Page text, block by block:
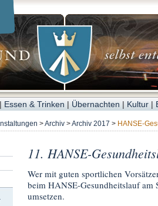
| Essen & Trinken | Übernachten | Kultur |
>Archiv >Archiv 2017 > HANSE-
11. HANSE-
Wer mit guten sportlichen
beim HANSE-Gesundheitslauf am
umsetzen.